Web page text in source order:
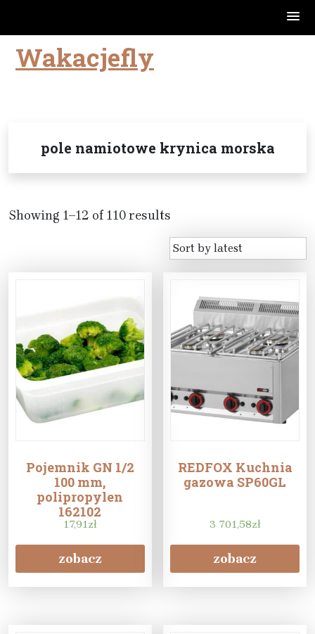
SkipWakacjefly
pole namiotowe krynica morska
Showing 1–12 of 110 results
Pojemnik GN 1/2
100 mm,
polipropylen
162102
17,91zł
zobacz
REDFOX Kuchnia
gazowa SP60GL
3 701,58zł
zobacz